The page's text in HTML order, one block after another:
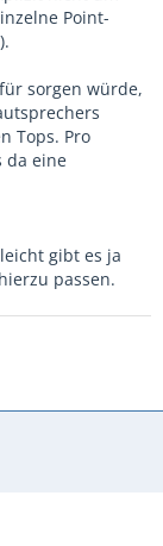
Point-
sorgen würde,
Tops. Pro
da eine
gibt es ja
passen.